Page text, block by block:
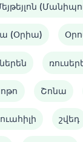
(Օրիա)
Շոնա
շվեդ